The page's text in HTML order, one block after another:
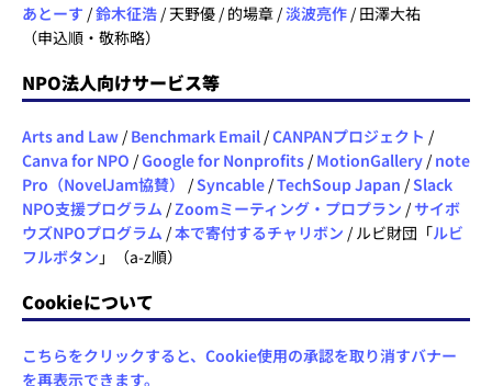
あとーす /鈴木征浩 / 天野優 / 的場章 /淡波亮作 / 田澤大祐
（申込順・敬称略）
NPO法人向けサービス等
Arts and Law / Benchmark Email /CANPANプロジェクト /
Canva for NPO /Google for Nonprofits / MotionGallery / note
Pro（NovelJam協賛）
/Syncable /TechSoup Japan /Slack
NPO支援プログラム /Zoomミーティング・プロプラン /サイボ
ウズNPOプログラム /本で寄付するチャリボン / ルビ財団「ルビ
フルボタン 」（a-z順）
Cookieについて
こちらをクリックすると、Cookie使用の承認を取り消すバナー
を再表示できます。